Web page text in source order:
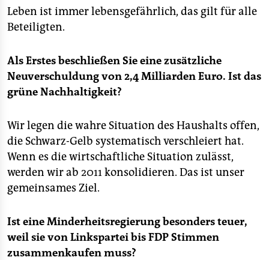
Leben ist immer lebensgefährlich, das gilt für alle
Beteiligten.
Als Erstes beschließen Sie eine zusätzliche
Neuverschuldung von 2,4 Milliarden Euro. Ist das
grüne Nachhaltigkeit?
Wir legen die wahre Situation des Haushalts offen,
die Schwarz-Gelb systematisch verschleiert hat.
Wenn es die wirtschaftliche Situation zulässt,
werden wir ab 2011 konsolidieren. Das ist unser
gemeinsames Ziel.
Ist eine Minderheitsregierung besonders teuer,
weil sie von Linkspartei bis FDP Stimmen
zusammenkaufen muss?